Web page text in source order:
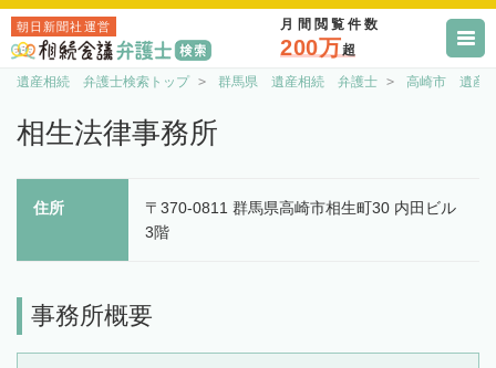
朝日新聞社運営 月間閲覧件数
200万超
遺産相続 弁護士検索トップ 群馬県 遺産相続 弁護士 高崎市 遺産
相生法律事務所
住所
〒370-0811 群馬県高崎市相生町30 内田ビル
3階
事務所概要